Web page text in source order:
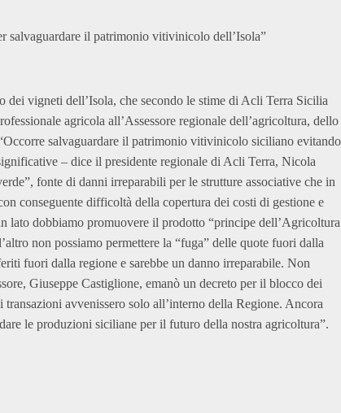
salvaguardare il patrimonio vitivinicolo dell’Isola”
vigneti dell’Isola, che secondo le stime di Acli Terra Sicilia
agricola all’Assessore regionale dell’agricoltura, dello
salvaguardare il patrimonio vitivinicolo siciliano evitando
– dice il presidente regionale di Acli Terra, Nicola
fonte di danni irreparabili per le strutture associative che in
conseguente difficoltà della copertura dei costi di gestione e
lato dobbiamo promuovere il prodotto “principe dell’Agricoltura
non possiamo permettere la “fuga” delle quote fuori dalla
fuori dalla regione e sarebbe un danno irreparabile. Non
Giuseppe Castiglione, emanò un decreto per il blocco dei
avvenissero solo all’interno della Regione. Ancora
le produzioni siciliane per il futuro della nostra agricoltura”.